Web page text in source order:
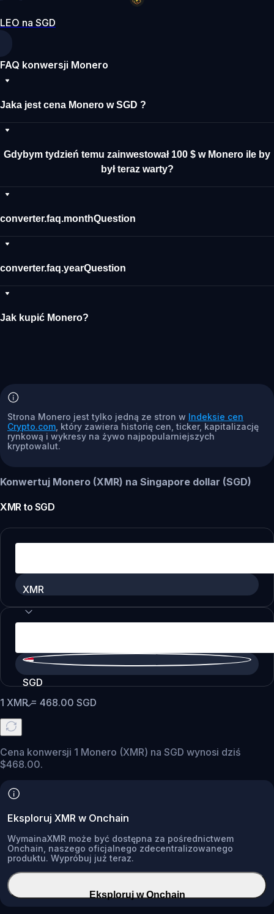
LEO na SGD
FAQ konwersji Monero
Jaka jest cena Monero w SGD ?
Gdybym tydzień temu zainwestował 100 $ w Monero ile by
był teraz warty?
converter.faq.monthQuestion
converter.faq.yearQuestion
Jak kupić Monero?
Strona Monero jest tylko jedną ze stron w Indeksie cen
Crypto.com , który zawiera historię cen, ticker, kapitalizację
rynkową i wykresy na żywo najpopularniejszych
kryptowalut.
Konwertuj Monero (XMR) na Singapore dollar (SGD)
XMRto SGD
XMR
SGD
1 XMR= 468.00 SGD
Cena konwersji 1 Monero (XMR) na SGD wynosi dziś
$468.00.
Eksploruj XMR w Onchain
WymainaXMR może być dostępna za pośrednictwem
Onchain, naszego oficjalnego zdecentralizowanego
produktu. Wypróbuj już teraz.
Eksploruj w Onchain